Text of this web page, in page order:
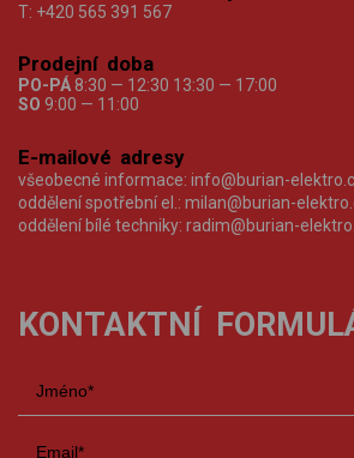
T: +420 565 391 567
Prodejní doba
PO-PÁ 8:30 — 12:30 13:30 — 17:00
SO 9:00 — 11:00
E-mailové adresy
všeobecné informace: info@burian-
oddělení spotřební el.: milan@burian-
oddělení bílé techniky: radim@burian-
KONTAKTNÍ